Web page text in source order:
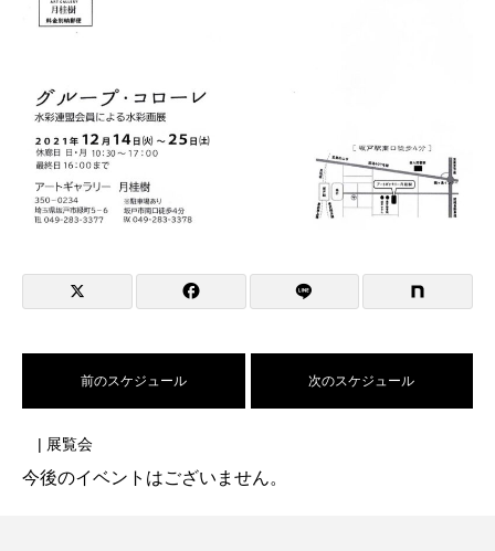
前のスケジュール 次のスケジュール
| 展覧会
今後のイベントはございません。